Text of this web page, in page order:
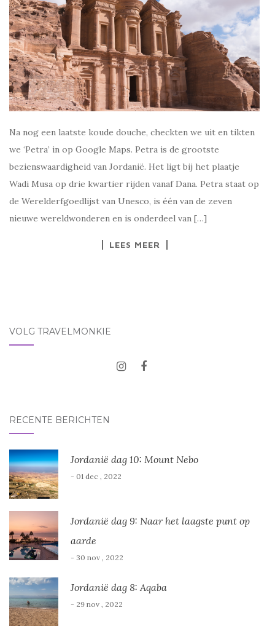
Na nog een laatste koude douche, checkten we uit en tikten
we ‘Petra’ in op Google Maps. Petra is de grootste
bezienswaardigheid van Jordanië. Het ligt bij het plaatje
Wadi Musa op drie kwartier rijden vanaf Dana. Petra staat op
de Werelderfgoedlijst van Unesco, is één van de zeven
nieuwe wereldwonderen en is onderdeel van […]
LEES MEER
VOLG TRAVELMONKIE
RECENTE BERICHTEN
Jordanië dag 10: Mount Nebo
- 01 dec , 2022
Jordanië dag 9: Naar het laagste punt op
aarde
- 30 nov , 2022
Jordanië dag 8: Aqaba
- 29 nov , 2022